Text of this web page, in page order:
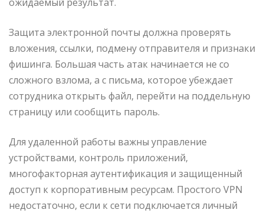
ожидаемый результат.
Защита электронной почты должна проверять
вложения, ссылки, подмену отправителя и признаки
фишинга. Большая часть атак начинается не со
сложного взлома, а с письма, которое убеждает
сотрудника открыть файл, перейти на поддельную
страницу или сообщить пароль.
Для удаленной работы важны управление
устройствами, контроль приложений,
многофакторная аутентификация и защищенный
доступ к корпоративным ресурсам. Простого VPN
недостаточно, если к сети подключается личный